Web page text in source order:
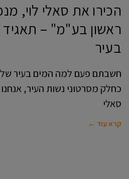
הכירו את סאלי לוי,
ראשון בע"מ" – תאגיד
בעיר
חשבתם פעם למה המים בעיר
כחלק מסרטוני נשות העיר,
סאלי
קרא עוד ←